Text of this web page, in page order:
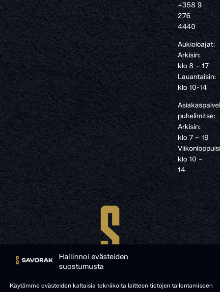
Hallinnoi evästeiden
suostumusta
Käytämme evästeiden kaltaisia tekniikoita laitteen tietojen tallentamiseen
+358 9
276
4440
Aukioloajat:
Arkisin:
klo 8 – 17
Lauantaisin:
klo 10-14
puhelimitse:
Arkisin:
klo 7 – 19
klo 10 –
14